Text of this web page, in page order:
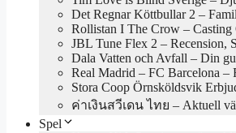
Det Regnar Köttbullar 2 –
Rollistan I The Crow – Casting
JBL Tune Flex 2 – Recension,
Dala Vatten och Avfall – Din
Real Madrid – FC Barcelona –
Stora Coop Örnsköldsvik
ค่าเงินสวีเดน ไทย – Aktuell
Spel